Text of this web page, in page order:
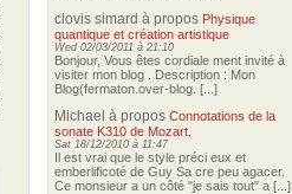
clovis simard à propos Physique
quantique et création artistique
Wed 02/03/2011 à 21:10
Bonjour, Vous êtes cordiale ment invité à
visiter mon blog . Description : Mon
Blog(fermaton.over-blog. [...]
Michael à propos Connotations de la
sonate K310 de Mozart.
Sat 18/12/2010 à 11:47
Il est vrai que le style préci eux et
emberlificoté de Guy Sa cre peu agacer.
Ce monsieur a un côté "je sais tout" a [...]